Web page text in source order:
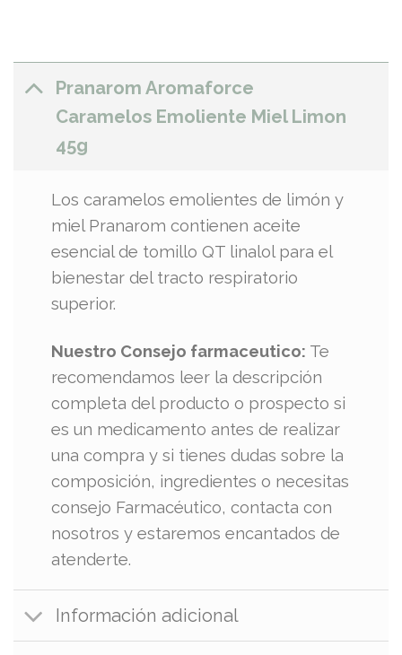
Pranarom Aromaforce
Caramelos Emoliente Miel Limon
45g
Los caramelos emolientes de limón y
miel Pranarom contienen aceite
esencial de tomillo QT linalol para el
bienestar del tracto respiratorio
superior.
Nuestro Consejo farmaceutico: Te
recomendamos leer la descripción
completa del producto o prospecto si
es un medicamento antes de realizar
una compra y si tienes dudas sobre la
composición, ingredientes o necesitas
consejo Farmacéutico, contacta con
nosotros y estaremos encantados de
atenderte.
Información adicional